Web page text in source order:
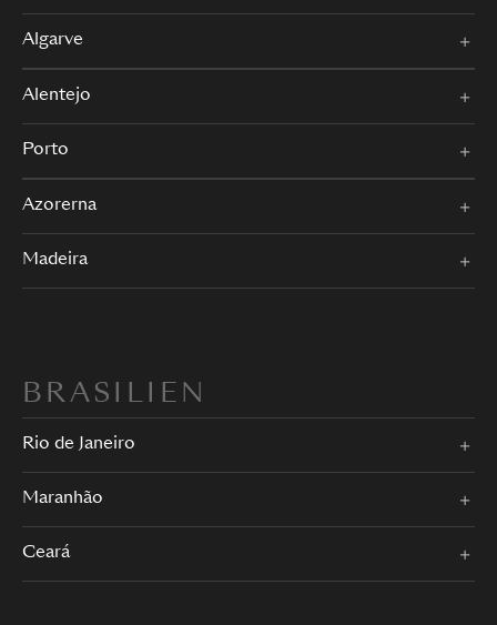
Algarve
Alentejo
Porto
Azorerna
Madeira
BRASILIEN
Rio de Janeiro
Maranhão
Ceará